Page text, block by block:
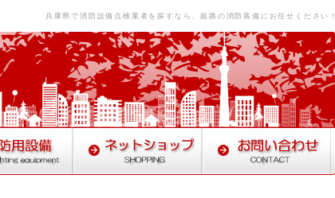
兵庫県で消防設備点検業者を探すなら、姫路の消防装備にお任せください！